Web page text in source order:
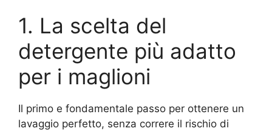
1. La scelta del
detergente più adatto
per i maglioni
Il primo e fondamentale passo per ottenere un
lavaggio perfetto, senza correre il rischio di